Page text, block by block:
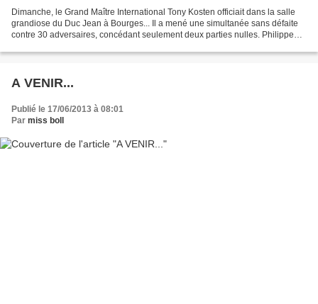
Dimanche, le Grand Maître International Tony Kosten officiait dans la salle
grandiose du Duc Jean à Bourges... Il a mené une simultanée sans défaite
contre 30 adversaires, concédant seulement deux parties nulles. Philippe
A VENIR...
Publié le 17/06/2013 à 08:01
Par miss boll